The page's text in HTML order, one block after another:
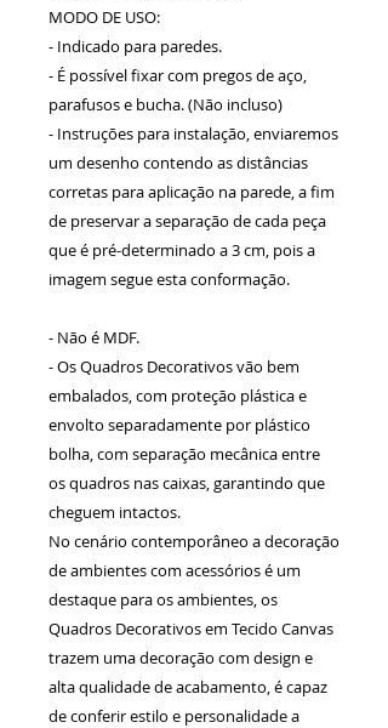
MODO DE USO:
- Indicado para paredes.
- É possível fixar com pregos de aço,
parafusos e bucha. (Não incluso)
- Instruções para instalação, enviaremos
um desenho contendo as distâncias
corretas para aplicação na parede, a fim
de preservar a separação de cada peça
que é pré-determinado a 3 cm, pois a
imagem segue esta conformação.
- Não é MDF.
- Os Quadros Decorativos vão bem
embalados, com proteção plástica e
envolto separadamente por plástico
bolha, com separação mecânica entre
os quadros nas caixas, garantindo que
cheguem intactos.
No cenário contemporâneo a decoração
de ambientes com acessórios é um
destaque para os ambientes, os
Quadros Decorativos em Tecido Canvas
trazem uma decoração com design e
alta qualidade de acabamento, é capaz
de conferir estilo e personalidade a